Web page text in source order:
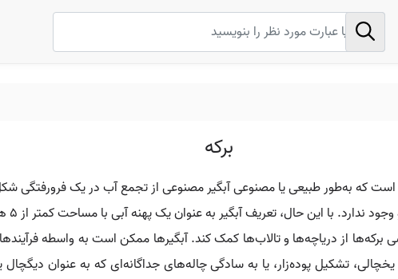
برکه
است که به‌طور طبیعی یا مصنوعی آبگیر مصنوعی از تجمع آب در یک فرورفتگی
برکه‌ها از دریاچه‌ها و تالاب‌ها کمک کند. آبگیرها ممکن است به واسطه
تشکیل پوده‌زار، یا به سادگی چاله‌های جداگانه‌ای که به عنوان